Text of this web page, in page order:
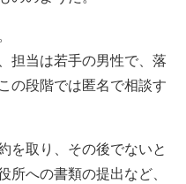
担当は若手の男性で、落
の段階では匿名で相談す
を取り、その後でないと
への書類の提出など、